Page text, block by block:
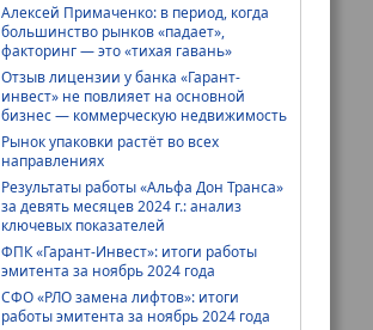
Алексей Примаченко: в период, когда
большинство рынков «падает»,
факторинг — это «тихая гавань»
Отзыв лицензии у банка «Гарант-
инвест» не повлияет на основной
бизнес — коммерческую недвижимость
Рынок упаковки растёт во всех
направлениях
Результаты работы «Альфа Дон Транса»
за девять месяцев 2024 г.: анализ
ключевых показателей
ФПК «Гарант-Инвест»: итоги работы
эмитента за ноябрь 2024 года
СФО «РЛО замена лифтов»: итоги
работы эмитента за ноябрь 2024 года